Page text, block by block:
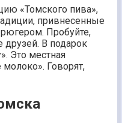
«Томского пива»,
привнесенные
Пробуйте,
друзей. В подарок
Это местная
Говорят,